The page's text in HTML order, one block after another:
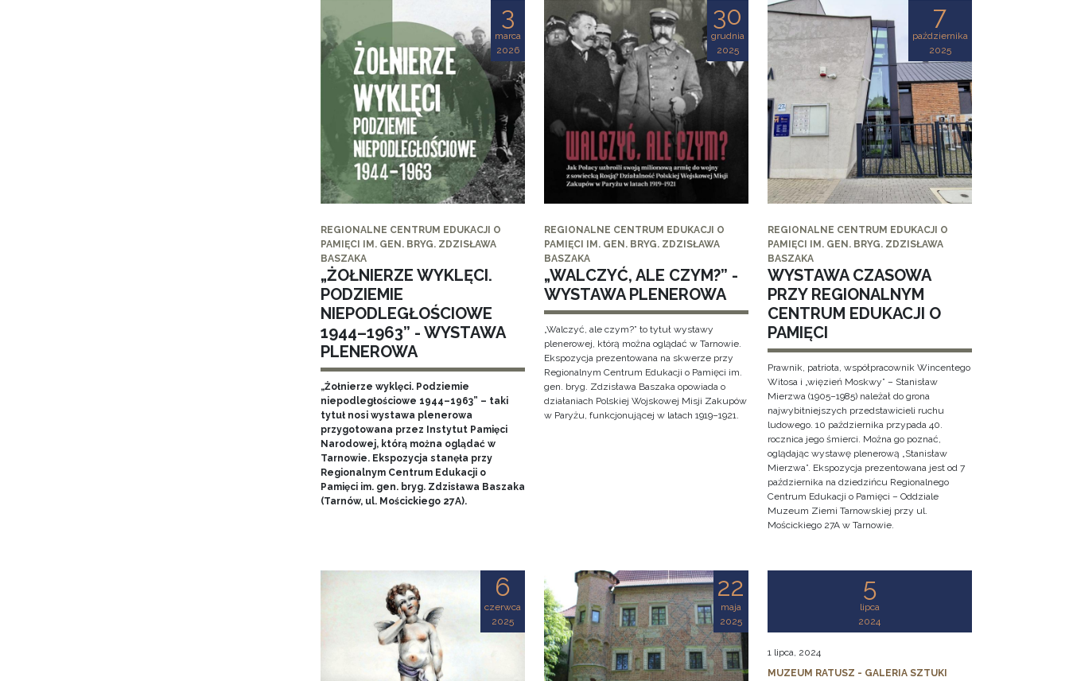
3
marca
2026
REGIONALNE CENTRUM EDUKACJI O
PAMIĘCI IM. GEN. BRYG. ZDZISŁAWA
BASZAKA
„ŻOŁNIERZE WYKLĘCI.
PODZIEMIE
NIEPODLEGŁOŚCIOWE
1944–1963” - WYSTAWA
PLENEROWA
„Żołnierze wyklęci. Podziemie
niepodległościowe 1944–1963” – taki
tytuł nosi wystawa plenerowa
przygotowana przez Instytut Pamięci
Narodowej, którą można oglądać w
Tarnowie. Ekspozycja stanęła przy
Regionalnym Centrum Edukacji o
Pamięci im. gen. bryg. Zdzisława Baszaka
(Tarnów, ul. Mościckiego 27A).
30
grudnia
2025
REGIONALNE CENTRUM EDUKACJI O
PAMIĘCI IM. GEN. BRYG. ZDZISŁAWA
BASZAKA
„WALCZYĆ, ALE CZYM?” -
WYSTAWA PLENEROWA
„Walczyć, ale czym?” to tytuł wystawy
plenerowej, którą można oglądać w Tarnowie.
Ekspozycja prezentowana na skwerze przy
Regionalnym Centrum Edukacji o Pamięci im.
gen. bryg. Zdzisława Baszaka opowiada o
działaniach Polskiej Wojskowej Misji Zakupów
w Paryżu, funkcjonującej w latach 1919–1921.
7
października
2025
REGIONALNE CENTRUM EDUKACJI O
PAMIĘCI IM. GEN. BRYG. ZDZISŁAWA
BASZAKA
WYSTAWA CZASOWA
PRZY REGIONALNYM
CENTRUM EDUKACJI O
PAMIĘCI
Prawnik, patriota, współpracownik Wincentego
Witosa i „więzień Moskwy” – Stanisław
Mierzwa (1905–1985) należał do grona
najwybitniejszych przedstawicieli ruchu
ludowego. 10 października przypada 40.
rocznica jego śmierci. Można go poznać,
oglądając wystawę plenerową „Stanisław
Mierzwa”. Ekspozycja prezentowana jest od 7
października na dziedzińcu Regionalnego
Centrum Edukacji o Pamięci – Oddziale
Muzeum Ziemi Tarnowskiej przy ul.
Mościckiego 27A w Tarnowie.
6
czerwca
2025
22
maja
2025
5
lipca
2024
1 lipca, 2024
MUZEUM RATUSZ - GALERIA SZTUKI